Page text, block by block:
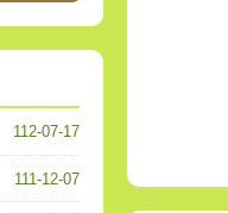
112-07-17
111-12-07